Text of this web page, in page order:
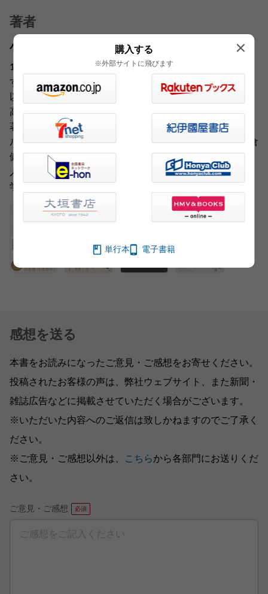
著者
小田 貴月
1964年、東京都生まれ。女優を経て、海外ホテルを紹介
する番組のディレクター、プロデューサーとして30ケ国
以上を巡る。1996年、香港で高倉健と出会う。2013年、
高倉健の養女に。現在、高倉プロモーション代表取締役。
著書に『HOTEL』(近代映画社)、『金のホテル銀のホテ
ル』(朝日文庫)、『スウィートルーム』(大栄出版)、『高倉
健の想いがつないだ人々の証言「私の八月十五日」』(今
人舎)、『高倉健、その愛。』(文春文庫)、『高倉健の美
学』『高倉健、最後の季節。』(文藝春秋)
感想を送る
本書をお読みになったご意見・ご感想をお寄せください。
投稿されたお客様の声は、弊社ウェブサイト、また新聞・
雑誌広告などに掲載させていただく場合がございます。
※いただいた内容へのご返信は致しかねますのでご了承く
ださい。
※ご意見・ご感想以外は、
こちらから各部門にお送りくだ
さい。
ご意見・ご感想
購入する
※外部サイトに飛びます
単行本 電子書籍